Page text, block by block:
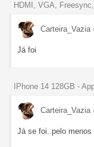
HDMI, VGA,
Carteira_Vazia
Já foi
IPhone 14 128GB -
Carteira_Vazia
Já se foi..pelo menos